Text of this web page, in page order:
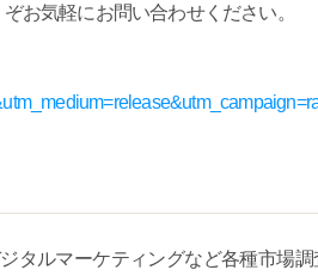
お気軽にお問い合わせください。
タルマーケティングなど各種市場調